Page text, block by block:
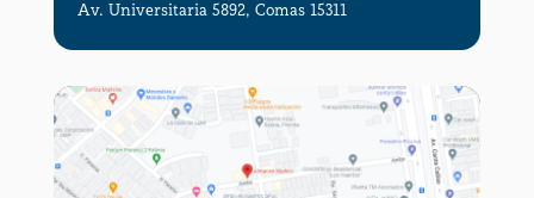
Av. Universitaria 5892, Comas 15311